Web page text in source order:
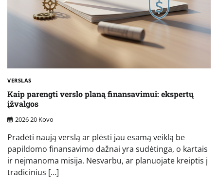
VERSLAS
Kaip parengti verslo planą finansavimui: ekspertų
įžvalgos
2026 20 Kovo
Pradėti naują verslą ar plėsti jau esamą veiklą be
papildomo finansavimo dažnai yra sudėtinga, o kartais
ir neįmanoma misija. Nesvarbu, ar planuojate kreiptis į
tradicinius […]